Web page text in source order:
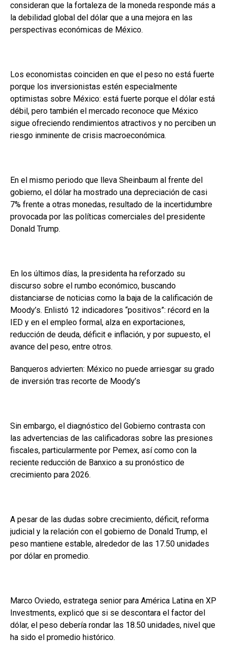
consideran que la fortaleza de la moneda responde más a
la debilidad global del dólar que a una mejora en las
perspectivas económicas de México.
Los economistas coinciden en que el peso no está fuerte
porque los inversionistas estén especialmente
optimistas sobre México: está fuerte porque el dólar está
débil, pero también el mercado reconoce que México
sigue ofreciendo rendimientos atractivos y no perciben un
riesgo inminente de crisis macroeconómica.
En el mismo periodo que lleva Sheinbaum al frente del
gobierno, el dólar ha mostrado una depreciación de casi
7% frente a otras monedas, resultado de la incertidumbre
provocada por las políticas comerciales del presidente
Donald Trump.
En los últimos días, la presidenta ha reforzado su
discurso sobre el rumbo económico, buscando
distanciarse de noticias como la baja de la calificación de
Moody’s. Enlistó 12 indicadores “positivos”: récord en la
IED y en el empleo formal, alza en exportaciones,
reducción de deuda, déficit e inflación, y por supuesto, el
avance del peso, entre otros.
Banqueros advierten: México no puede arriesgar su grado
de inversión tras recorte de Moody’s
Sin embargo, el diagnóstico del Gobierno contrasta con
las advertencias de las calificadoras sobre las presiones
fiscales, particularmente por Pemex, así como con la
reciente reducción de Banxico a su pronóstico de
crecimiento para 2026.
A pesar de las dudas sobre crecimiento, déficit, reforma
judicial y la relación con el gobierno de Donald Trump, el
peso mantiene estable, alrededor de las 17.50 unidades
por dólar en promedio.
Marco Oviedo, estratega senior para América Latina en XP
Investments, explicó que si se descontara el factor del
dólar, el peso debería rondar las 18.50 unidades, nivel que
ha sido el promedio histórico.